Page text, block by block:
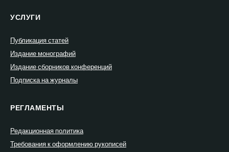
УСЛУГИ
Публикация статей
Издание монографий
Издание сборников конференций
Подписка на журналы
РЕГЛАМЕНТЫ
Редакционная политика
Требования к оформлению рукописей